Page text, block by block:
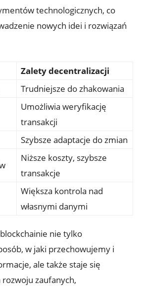
technologicznych, co
nowych idei​ i rozwiązań⁢
Zalety⁣ decentralizacji
Trudniejsze do ‍zhakowania
Umożliwia⁣ weryfikację
transakcji
Szybsze adaptacje ⁤do zmian
Niższe koszty, szybsze ​
transakcje
Większa kontrola nad
własnymi danymi
nie tylko⁢
w‍ jaki ⁢przechowujemy i
ale także staje się
‍zaufanych,